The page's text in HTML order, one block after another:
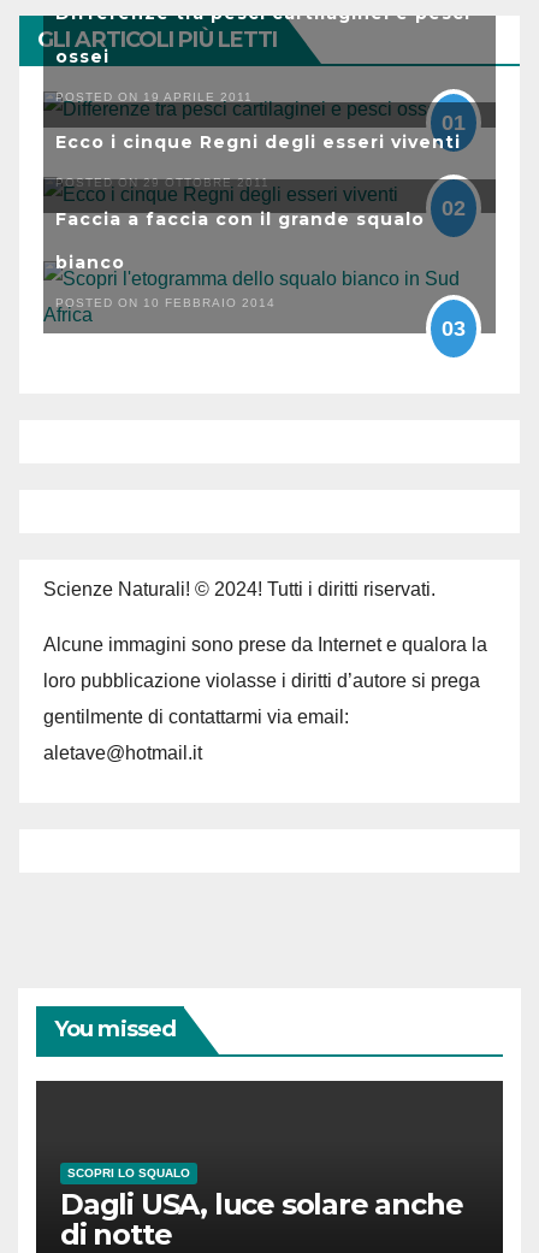
GLI ARTICOLI PIÙ LETTI
Differenze tra pesci cartilaginei e pesci
ossei
POSTED ON 19 APRILE 2011
01
Ecco i cinque Regni degli esseri viventi
POSTED ON 29 OTTOBRE 2011
02
Faccia a faccia con il grande squalo
bianco
POSTED ON 10 FEBBRAIO 2014
03
Scienze Naturali! © 2024! Tutti i diritti riservati.
Alcune immagini sono prese da Internet e qualora la
loro pubblicazione violasse i diritti d’autore si prega
gentilmente di contattarmi via email:
aletave@hotmail.it
You missed
SCOPRI LO SQUALO
Dagli USA, luce solare anche
di notte